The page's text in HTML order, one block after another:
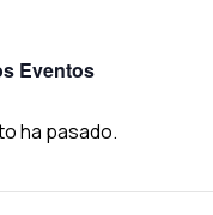
Eventos
ha pasado.